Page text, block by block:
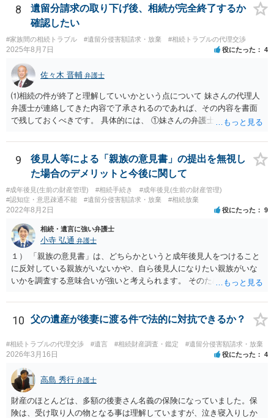
8
遺留分請求の取り下げ後、相続が完全終了するか
確認したい
#家族間の相続トラブル #遺留分侵害額請求・放棄 #相続トラブルの代理交渉
2025年8月7日 役にたった 4
佐々木 晋輔 弁護士
⑴相続の件が終了と理解していいかという点について 妹さんの代理人
弁護士が連絡してきた内容で了承されるのであれば、その内容を書面
で残しておくべきです。 具体的には、 ①妹さんの弁護士に対して、連
の預金を振り込めば終了など）を記載した合意書等の書面を作成して
もらう。 ②相談者様はその書面の内容をしっかり確認する。納得でき
ない部分があれば、説明を求めたり、修正を求める。 なお、相続に
関してお互いに債権債務がないことを確認する旨を記載してもらいま
しょう。その記載があれば、相続の件は終了となります。 ③合意書等
が納得できる内容になれば、お互いに署名捺印する。 という流れで
捺印する前に、相談者様も別の弁護士に相談して確認してもらうので
もいいと思います。 ⑵振込先が弁護士宛であることについて 代理人弁
護士の預り口座を振込先とするのはよくあることです。 問題ないと思
います。
9
後見人等による「親族の意見書」の提出を無視し
た場合のデメリットと今後に関して
#成年後見(生前の財産管理) #相続手続き
#成年後見(生前の財産管理)
#認知症・意思疎通不能
#遺留分侵害額請求・放棄 #相続放棄
2022年8月2日 役にたった 9
相続・遺言に強い弁護士
小寺 弘通 弁護士
１） 「親族の意見書」は、どちらかというと成年後見人をつけること
に反対している親族がいないかや、自ら後見人になりたい親族がいな
いかを調査する意味合いが強いと考えられます。 そのため、ご相談の
す。 ２） 場合によっては、介護や被後見人の財産の処分等に関して、
後見人から相談があることも考えられます。 また、お祖母さんがお亡
くなりになった場合、相続人となる可能性がありますが、 その場合は
相続放棄されれば問題ありません。 ３） 完全に拒否する方法はないか
もしれませんが、 関わりを持ちたくないとのことでしたら、親族の意
見書にその旨を記載して提出しておけば良いかも知れません。 後見人
としても、関わりを拒否している親族にあえて連絡をしてくる可能性
は低いと考えられます。 以上、ご参考になさってください。
10 父の遺産が後妻に渡る件で法的に対抗できるか？
#相続トラブルの代理交渉 #遺言 #相続財産調査・鑑定 #遺留分侵害額請求・放棄
2026年3月16日 役にたった 4
高島 秀行 弁護士
財産のほとんどは、多額の後妻さん名義の保険になっていました。保
険は、受け取り人の物となる事は理解していますが、泣き寝入りしか